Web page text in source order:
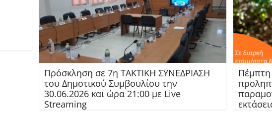
Πρόσκληση σε 7η ΤΑΚΤΙΚΗ ΣΥΝΕΔΡΙΑΣΗ
του Δημοτικού Συμβουλίου την
30.06.2026 και ώρα 21:00 με Live
Streaming